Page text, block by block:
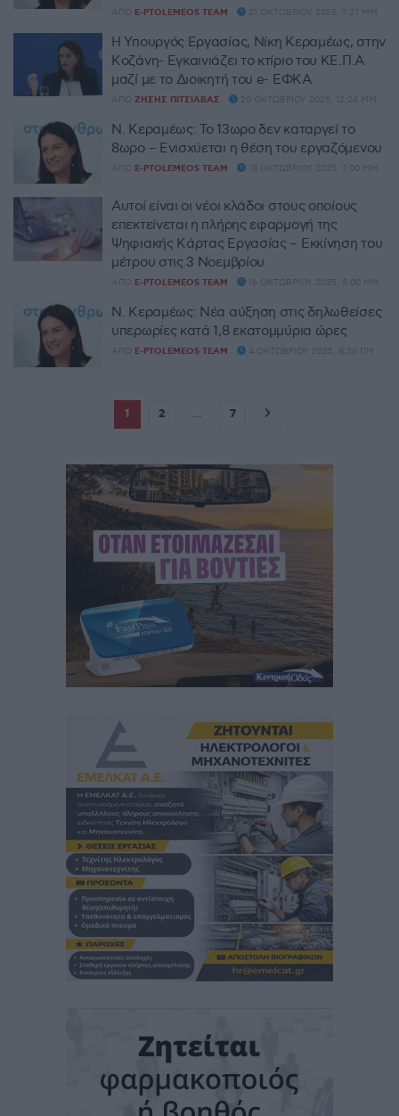
ΑΠΌ E-PTOLEMEOS TEAM 21 ΟΚΤΩΒΡΊΟΥ 2025, 7:27 ΜΜ
Η Υπουργός Εργασίας, Νίκη Κεραμέως, στην
Κοζάνη- Εγκαινιάζει το κτίριο του ΚΕ.Π.Α
μαζί με το Διοικητή του e- ΕΦΚΑ
ΑΠΌ ΖΉΣΗΣ ΠΙΤΣΙΆΒΑΣ 20 ΟΚΤΩΒΡΊΟΥ 2025, 12:24 ΜΜ
Ν. Κεραμέως: Το 13ωρο δεν καταργεί το
8ωρο – Ενισχύεται η θέση του εργαζόμενου
ΑΠΌ E-PTOLEMEOS TEAM 18 ΟΚΤΩΒΡΊΟΥ 2025, 7:00 ΜΜ
Αυτοί είναι οι νέοι κλάδοι στους οποίους
επεκτείνεται η πλήρης εφαρμογή της
Ψηφιακής Κάρτας Εργασίας – Εκκίνηση του
μέτρου στις 3 Νοεμβρίου
ΑΠΌ E-PTOLEMEOS TEAM 16 ΟΚΤΩΒΡΊΟΥ 2025, 5:00 ΜΜ
Ν. Κεραμέως: Νέα αύξηση στις δηλωθείσες
υπερωρίες κατά 1,8 εκατομμύρια ώρες
ΑΠΌ E-PTOLEMEOS TEAM 4 ΟΚΤΩΒΡΊΟΥ 2025, 8:30 ΠΜ
1 2 … 7